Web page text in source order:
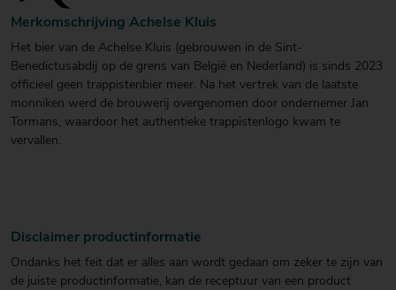
Merkomschrijving Achelse Kluis
Het bier van de Achelse Kluis (gebrouwen in de Sint-
Benedictusabdij op de grens van België en Nederland) is sinds 2023
officieel geen trappistenbier meer. Na het vertrek van de laatste
monniken werd de brouwerij overgenomen door ondernemer Jan
Tormans, waardoor het authentieke trappistenlogo kwam te
vervallen.
Disclaimer productinformatie
Ondanks het feit dat er alles aan wordt gedaan om zeker te zijn van
de juiste productinformatie, kan de receptuur van een product